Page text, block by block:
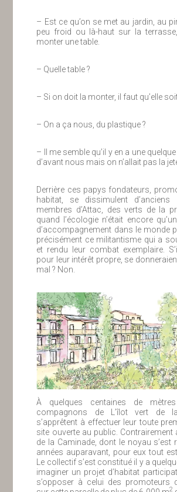
– Est ce qu’on se met au jardin, au
peu froid ou là-haut sur la
monter une table.
– Quelle table ?
– Si on doit la monter, il faut qu’elle
– On a ça nous, du plastique ?
– Il me semble qu’il y en a une
d’avant nous mais on n’allait pas la
Derrière ces papys fondateurs,
habitat, se dissimulent d’anciens
membres d’Attac, des verts de la
quand l’écologie n’était encore
d’accompagnement dans le monde
précisément ce militantisme qui a
et rendu leur combat exemplaire.
pour leur intérêt propre, se
mal ? Non.
À quelques centaines de
compagnons de L’îlot vert de
s’apprêtent à effectuer leur toute
site ouverte au public. Contrairement
de la Caminade, dont le noyau s’est
années auparavant, pour eux tout
Le collectif s’est constitué il y a
imaginer un projet d’habitat
s’opposer à celui des promoteurs
2